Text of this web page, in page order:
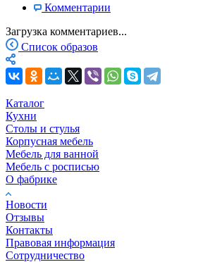
Комментарии
Загрузка комментариев...
Список образов
Каталог
Кухни
Столы и стулья
Корпусная мебель
Мебель для ванной
Мебель с росписью
О фабрике
Новости
Отзывы
Контакты
Правовая информация
Сотрудничество